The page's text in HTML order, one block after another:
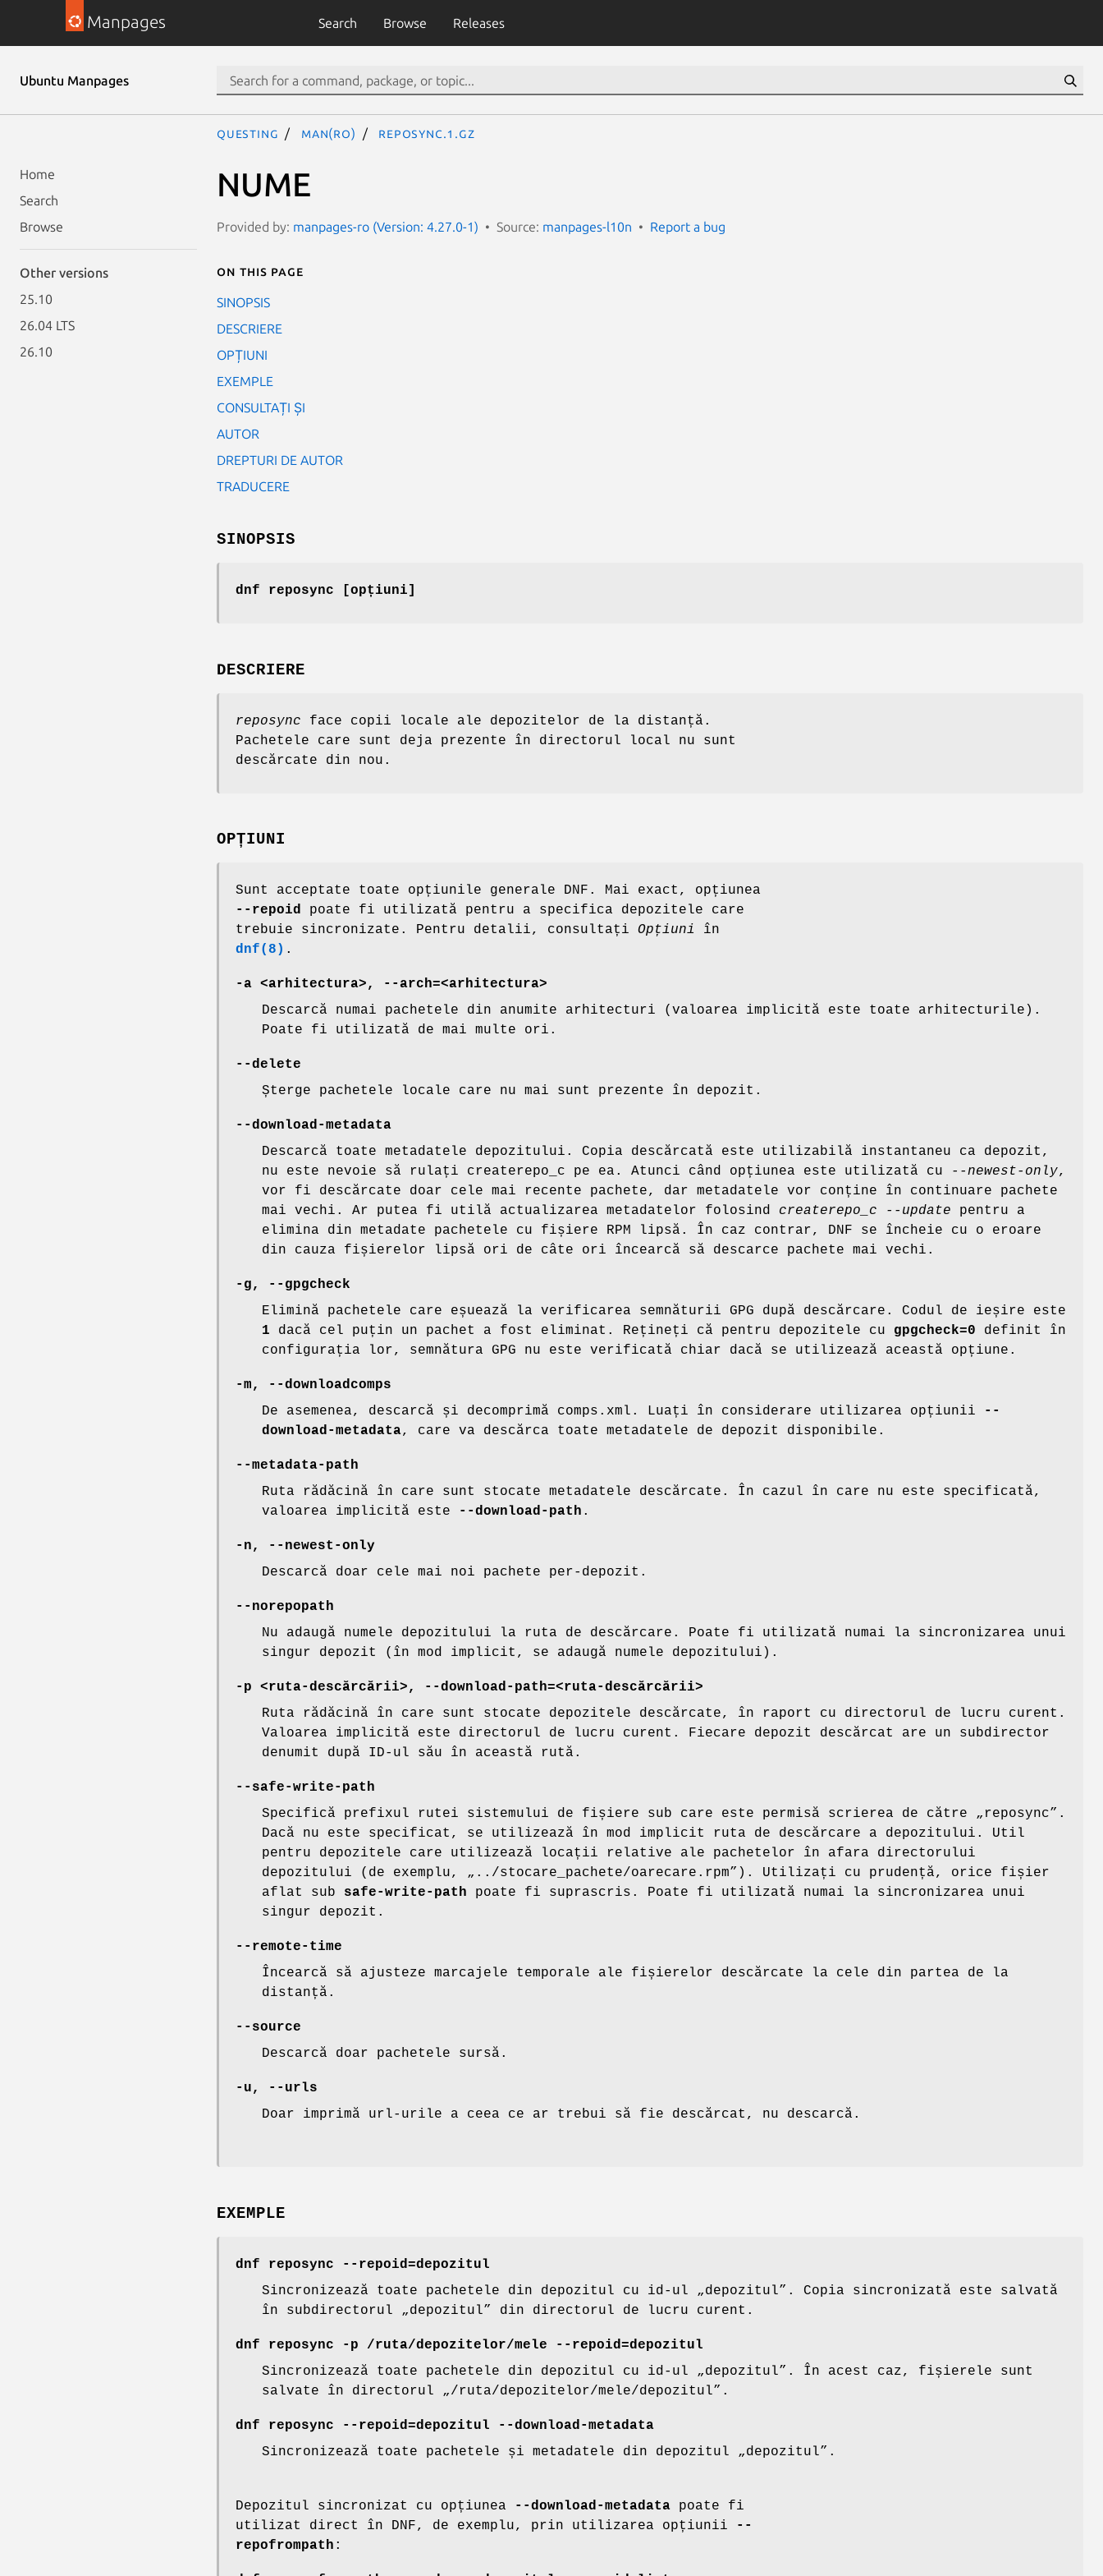
Manpages Search Browse Releases
Ubuntu Manpages
Home
Search
Browse
Other versions
25.10
26.04 LTS
26.10
questing man(ro) reposync.1.gz
NUME
Provided by: manpages-ro (Version: 4.27.0-1) Source: manpages-l10n Report a bug
On this page
SINOPSIS
DESCRIERE
OPȚIUNI
EXEMPLE
CONSULTAȚI ȘI
AUTOR
DREPTURI DE AUTOR
TRADUCERE
SINOPSIS
dnf reposync [opțiuni]
DESCRIERE
reposync face copii locale ale depozitelor de la distanță.
Pachetele care sunt deja prezente în directorul local nu sunt
descărcate din nou.
OPȚIUNI
Sunt acceptate toate opțiunile generale DNF. Mai exact, opțiunea
--repoid poate fi utilizată pentru a specifica depozitele care
trebuie sincronizate. Pentru detalii, consultați Opțiuni
în
dnf(8) .
-a <arhitectura>, --arch=<arhitectura>
Descarcă numai pachetele din anumite arhitecturi (valoarea implicită este toate arhitecturile).
Poate fi utilizată de mai multe ori.
--delete
Șterge pachetele locale care nu mai sunt prezente în depozit.
--download-metadata
Descarcă toate metadatele depozitului. Copia descărcată este utilizabilă instantaneu ca depozit,
nu este nevoie să rulați createrepo_c pe ea. Atunci când opțiunea este utilizată cu
--newest-only,
vor fi descărcate doar cele mai recente pachete, dar metadatele vor conține în continuare pachete
mai vechi. Ar putea fi utilă actualizarea metadatelor folosind createrepo_c --update pentru a
elimina din metadate pachetele cu fișiere RPM lipsă. În caz contrar, DNF se încheie cu o eroare
din cauza fișierelor lipsă ori de câte ori încearcă să descarce pachete mai vechi.
-g, --gpgcheck
Elimină pachetele care eșuează la verificarea semnăturii GPG după descărcare. Codul de ieșire este
1 dacă cel puțin un pachet a fost eliminat. Rețineți că pentru depozitele cu gpgcheck=0 definit în
configurația lor, semnătura GPG nu este verificată chiar dacă se utilizează această opțiune.
-m, --downloadcomps
De asemenea, descarcă și decomprimă comps.xml. Luați în considerare utilizarea opțiunii
--
download-metadata, care va descărca toate metadatele de depozit disponibile.
--metadata-path
Ruta rădăcină în care sunt stocate metadatele descărcate. În cazul în care nu este specificată,
valoarea implicită este
--download-path .
-n, --newest-only
Descarcă doar cele mai noi pachete per-depozit.
--norepopath
Nu adaugă numele depozitului la ruta de descărcare. Poate fi utilizată numai la sincronizarea unui
singur depozit (în mod implicit, se adaugă numele depozitului).
-p <ruta-descărcării>, --download-path=<ruta-descărcării>
Ruta rădăcină în care sunt stocate depozitele descărcate, în raport cu directorul de lucru curent.
Valoarea implicită este directorul de lucru curent. Fiecare depozit descărcat are un subdirector
denumit după ID-ul său în această rută.
--safe-write-path
Specifică prefixul rutei sistemului de fișiere sub care este permisă scrierea de către „reposync”.
Dacă nu este specificat, se utilizează în mod implicit ruta de descărcare a depozitului. Util
pentru depozitele care utilizează locații relative ale pachetelor în afara directorului
depozitului (de exemplu, „../stocare_pachete/oarecare.rpm”). Utilizați cu prudență, orice fișier
aflat sub safe-write-path poate fi suprascris. Poate fi utilizată numai la sincronizarea unui
singur depozit.
--remote-time
Încearcă să ajusteze marcajele temporale ale fișierelor descărcate la cele din partea de la
distanță.
--source
Descarcă doar pachetele sursă.
-u, --urls
Doar imprimă url-urile a ceea ce ar trebui să fie descărcat, nu descarcă.
EXEMPLE
dnf reposync --repoid=depozitul
Sincronizează toate pachetele din depozitul cu id-ul „depozitul”. Copia sincronizată este salvată
în subdirectorul „depozitul” din directorul de lucru curent.
dnf reposync -p /ruta/depozitelor/mele --repoid=depozitul
Sincronizează toate pachetele din depozitul cu id-ul „depozitul”. În acest caz, fișierele sunt
salvate în directorul „/ruta/depozitelor/mele/depozitul”.
dnf reposync --repoid=depozitul --download-metadata
Sincronizează toate pachetele și metadatele din depozitul „depozitul”.
Depozitul sincronizat cu opțiunea --download-metadata poate fi
utilizat direct în DNF, de exemplu, prin utilizarea opțiunii
--
repofrompath :